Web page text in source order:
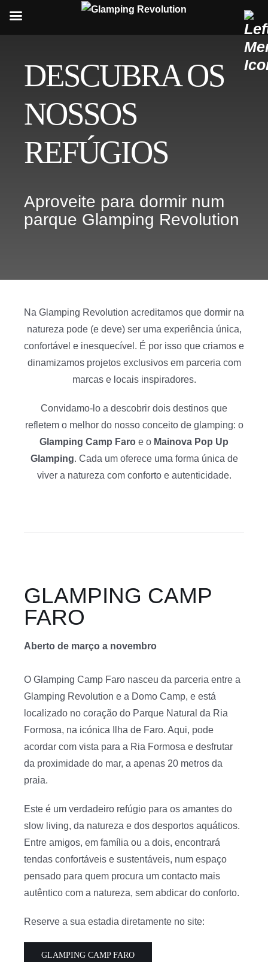
DESCUBRA OS
NOSSOS
REFÚGIOS
Aproveite para dormir num
parque Glamping Revolution
Na Glamping Revolution acreditamos que dormir na
natureza pode (e deve) ser uma experiência única,
confortável e inesquecível. É por isso que criamos e
dinamizamos projetos exclusivos em parceria com
marcas e locais inspiradores.
Convidamo-lo a descobrir dois destinos que
refletem o melhor do nosso conceito de glamping: o
Glamping Camp Faro e o Mainova Pop Up
Glamping. Cada um oferece uma forma única de
viver a natureza com conforto e autenticidade.
GLAMPING CAMP
FARO
Aberto de março a novembro
O Glamping Camp Faro nasceu da parceria entre a
Glamping Revolution e a Domo Camp, e está
localizado no coração do Parque Natural da Ria
Formosa, na icónica Ilha de Faro. Aqui, pode
acordar com vista para a Ria Formosa e desfrutar
da proximidade do mar, a apenas 20 metros da
praia.
Este é um verdadeiro refúgio para os amantes do
slow living, da natureza e dos desportos aquáticos.
Entre amigos, em família ou a dois, encontrará
tendas confortáveis e sustentáveis, num espaço
pensado para quem procura um contacto mais
autêntico com a natureza, sem abdicar do conforto.
Reserve a sua estadia diretamente no site:
GLAMPING CAMP FARO